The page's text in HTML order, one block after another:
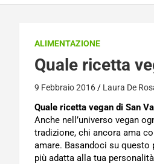
ALIMENTAZIONE
Quale ricetta
9 Febbraio 2016 Laura De
Quale ricetta vegan di San
Anche nell’universo vegan
tradizione, chi ancora ama
amare. Basandoci su
più adatta alla tua